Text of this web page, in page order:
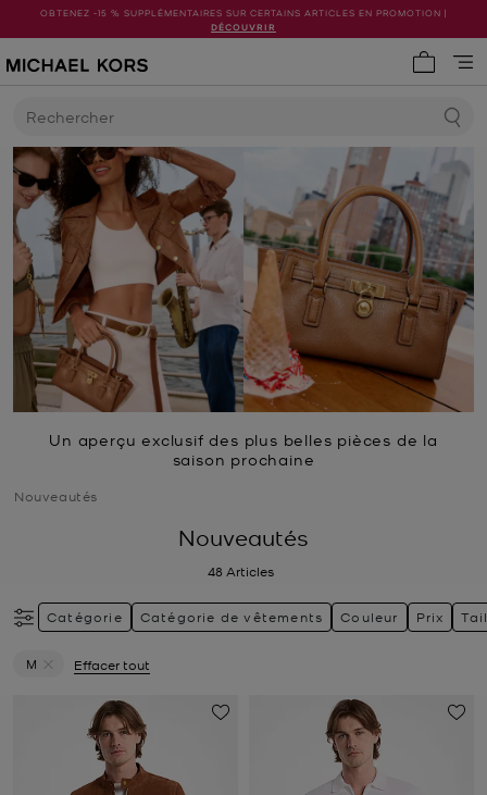
OBTENEZ -15 % SUPPLÉMENTAIRES SUR CERTAINS ARTICLES EN PROMOTION |
DÉCOUVRIR
Rechercher
Un aperçu exclusif des plus belles pièces de la
saison prochaine
Nouveautés
Nouveautés
48 Articles
Catégorie Catégorie de vêtements Couleur Prix
M
Effacer tout